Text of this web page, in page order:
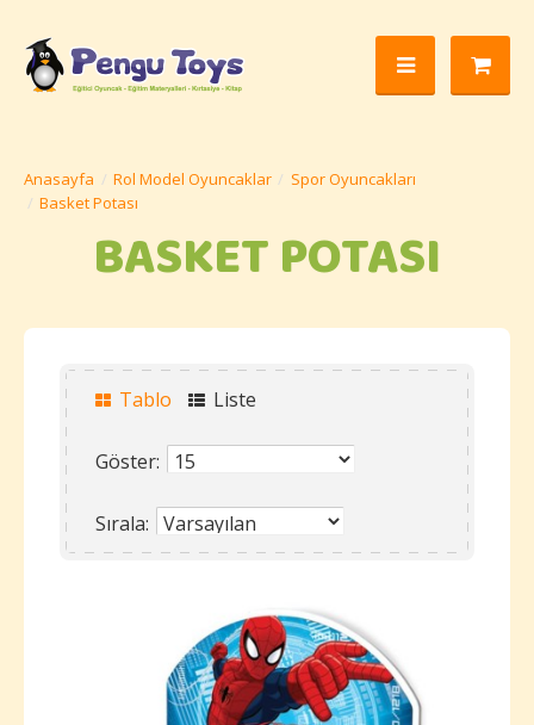
Rol Model Oyuncaklar
Spor Oyuncakları
Basket Potası
BASKET POTASI
Tablo Liste
Göster:
Sırala: